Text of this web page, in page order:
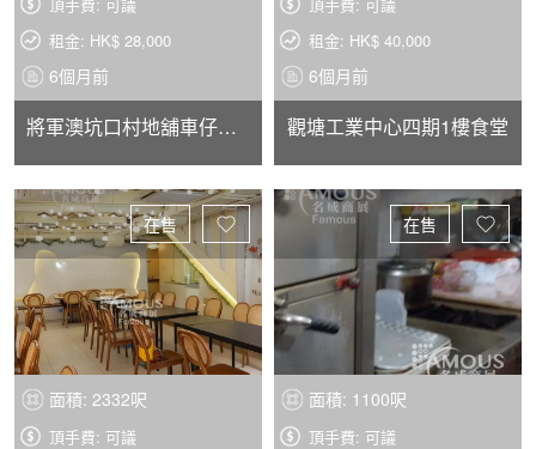
租金: HK$ 28,000
6個月前
將軍澳坑口村地舖車仔麵店
租金: HK$ 40,000
6個月前
觀塘工業中心四期1樓食堂
面積: 2332呎
頂手費: 可議
在售
面積: 1100呎
頂手費: 可議
在售